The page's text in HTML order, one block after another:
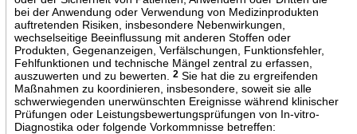
bei der Anwendung oder Verwendung von Medizinprodukten
auftretenden Risiken, insbesondere Nebenwirkungen,
wechselseitige Beeinflussung mit anderen Stoffen oder
Produkten, Gegenanzeigen, Verfälschungen, Funktionsfehler,
Fehlfunktionen und technische Mängel zentral zu erfassen,
auszuwerten und zu bewerten.
2Sie hat die zu ergreifenden
Maßnahmen zu koordinieren, insbesondere, soweit sie alle
schwerwiegenden unerwünschten Ereignisse während klinischer
Prüfungen oder Leistungsbewertungsprüfungen von In-vitro-
Diagnostika oder folgende Vorkommnisse betreffen: